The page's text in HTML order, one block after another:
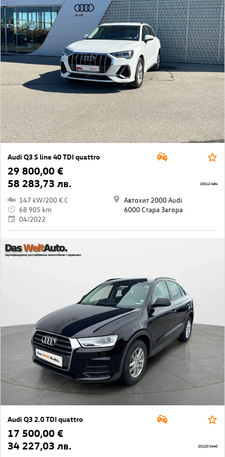
Audi Q3 S line 40 TDI quattro
29 800,00 €
58 283,73 лв.
147 kW/200 K.C
68 905 km
04/2022
Автохит 2000 Audi
6000 Стара Загора
20012/684
Audi Q3 2.0 TDI quattro
17 500,00 €
34 227,03 лв.
20120/2440